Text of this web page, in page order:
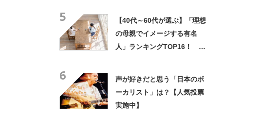
5
【40代～60代が選ぶ】「理想
の母親でイメージする有名
人」ランキングTOP16！ 第
6
声が好きだと思う「日本のボ
ーカリスト」は？【人気投票
実施中】